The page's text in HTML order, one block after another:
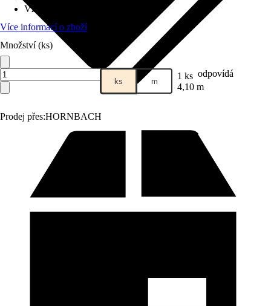
Prodej přes:HORNBACH
Vzhled dekoru
Více informací o zboží
Množství (ks)
ks m 1 ks odpovídá
4,10 m